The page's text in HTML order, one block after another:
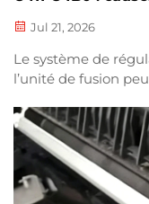
Jul 21, 2026
Le système de
l’unité de fusion
photocopieur.
poudre d’encre
détection
dysfonctionnement
toute panne du